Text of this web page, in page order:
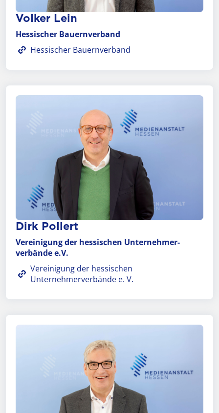
Volker Lein
Hessischer Bauernverband
Hessischer Bauernverband
Dirk Pollert
Vereinigung der hessischen Unter­nehmer­
verbände e.V.
Vereinigung der hessischen
Unternehmerverbände e. V.